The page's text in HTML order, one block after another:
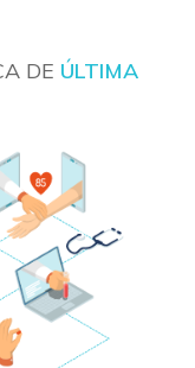
DE ÚLTIMA